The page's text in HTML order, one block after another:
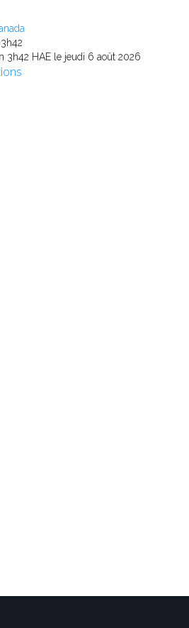
3h42 HAE le jeudi 6 août 2026